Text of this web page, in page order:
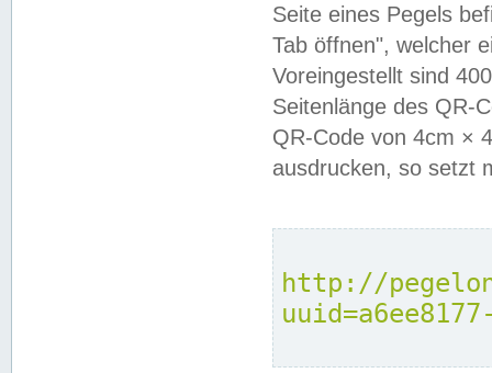
Seite eines Pegels
Tab öffnen", welcher
Voreingestellt sind
Seitenlänge des QR-
QR-Code von 4cm ×
ausdrucken, so setzt
http://